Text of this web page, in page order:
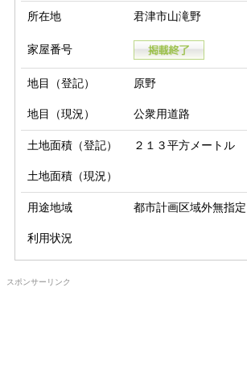
所在地 君津市山滝野
家屋番号
地目（登記） 原野
地目（現況） 公衆用道路
土地面積（登記） ２１３平方メートル
土地面積（現況）
用途地域 都市計画区域外無指定
利用状況
スポンサーリンク